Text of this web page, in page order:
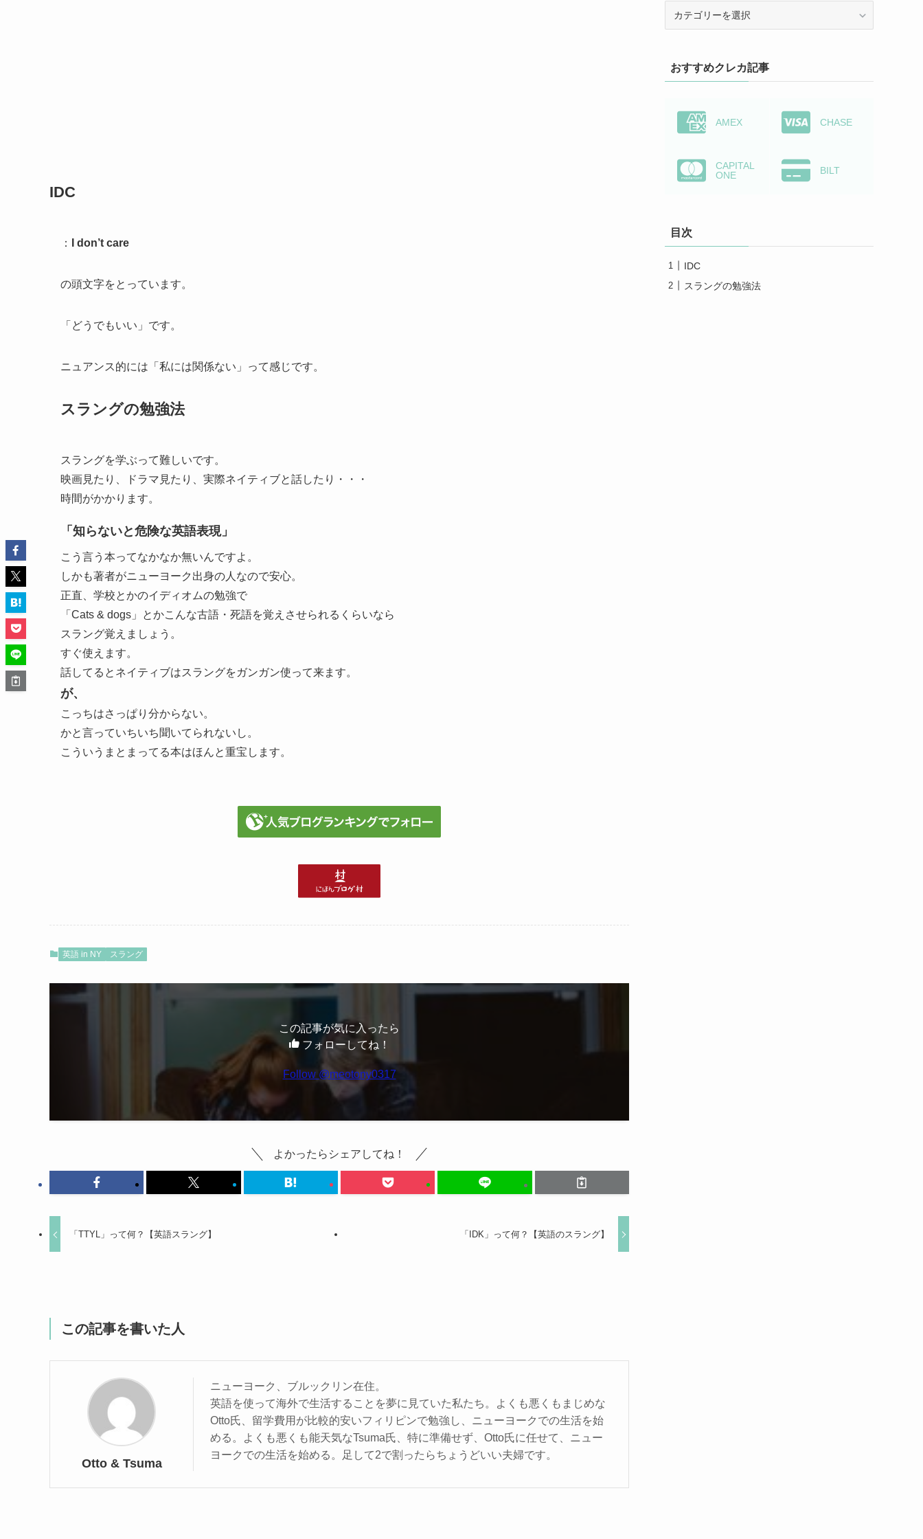
IDC
： I don’t care
の頭文字をとっています。
「どうでもいい」です。
ニュアンス的には「私には関係ない」って感じです。
スラングの勉強法
スラングを学ぶって難しいです。
映画見たり、ドラマ見たり、実際ネイティブと話したり・・・
時間がかかります。
「知らないと危険な英語表現」
こう言う本ってなかなか無いんですよ。
しかも著者がニューヨーク出身の人なので安心。
正直、学校とかのイディオムの勉強で
「Cats & dogs」とかこんな古語・死語を覚えさせられるくらいなら
スラング覚えましょう。
すぐ使えます。
話してるとネイティブはスラングをガンガン使って来ます。
が、
こっちはさっぱり分からない。
かと言っていちいち聞いてられないし。
こういうまとまってる本はほんと重宝します。
英語 in NY スラング
この記事が気に入ったら
フォローしてね！
よかったらシェアしてね！
「TTYL」って何？【英語スラング】 「IDK」って何？【英語のスラング】
この記事を書いた人
Otto & Tsuma
ニューヨーク、ブルックリン在住。
英語を使って海外で生活することを夢に見ていた私たち。よくも悪くもまじめな
Otto氏、留学費用が比較的安いフィリピンで勉強し、ニューヨークでの生活を始
める。よくも悪くも能天気なTsuma氏、特に準備せず、Otto氏に任せて、ニュー
ヨークでの生活を始める。足して2で割ったらちょうどいい夫婦です。
ー
か
おすすめクレカ記事
AMEX CHASE
CAPITAL
ONE
BILT
目次
IDC
スラングの勉強法